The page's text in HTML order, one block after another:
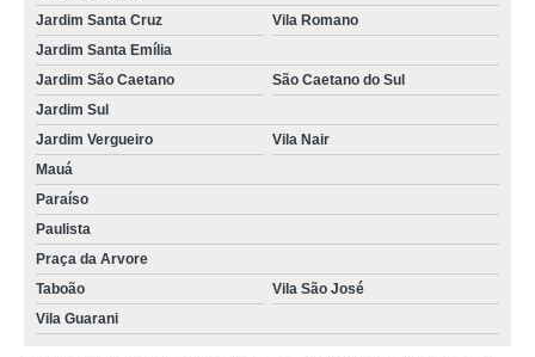
cursos de reciclar cnh Luz
curso reciclagem cnh suspensa valores Vila Paulista
Jardim Santa Cruz
Vila Romano
Jardim Santa Emília
Jardim São Caetano
São Caetano do Sul
Jardim Sul
Jardim Vergueiro
Vila Nair
Mauá
Paraíso
Paulista
Praça da Arvore
Taboão
Vila São José
Vila Guarani